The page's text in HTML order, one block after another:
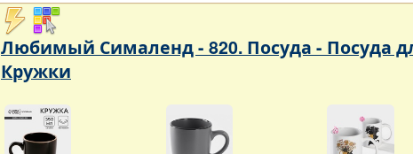
Любимый Сималенд - 820. Посуда - Посуда
Кружки